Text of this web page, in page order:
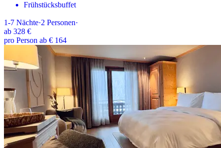
Frühstücksbuffet
1-7 Nächte·2 Personen·
ab 328 €
pro Person ab € 164